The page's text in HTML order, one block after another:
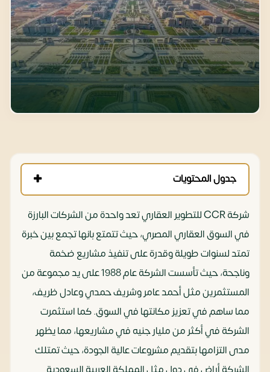
جدول المحتويات
شركة CCR للتطوير العقاري تعد واحدة من الشركات البارزة
في السوق العقاري المصري، حيث تتمتع بانها تجمع بين خبرة
تمتد لسنوات طويلة وقدرة على تنفيذ مشاريع ضخمة
وناجحة، حيث تأسست الشركة عام 1988 على يد مجموعة من
المستثمرين مثل أحمد عامر وشريف حمدي وعادل ظريف،
مما ساهم في تعزيز مكانتها في السوق. كما استثمرت
الشركة في أكثر من مليار جنيه في مشاريعها، مما يظهر
مدى التزامها بتقديم مشروعات عالية الجودة، حيث تمتلك